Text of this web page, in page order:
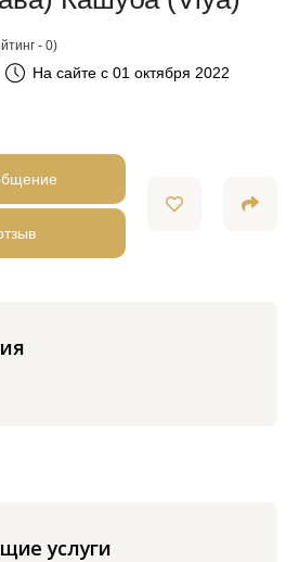
- 0)
На сайте с 01 октября 2022
услуги